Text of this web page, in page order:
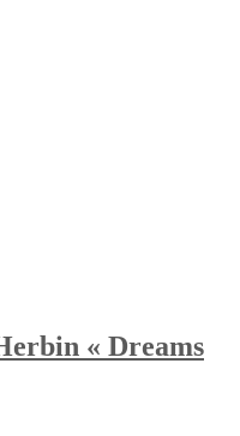
« Dreams